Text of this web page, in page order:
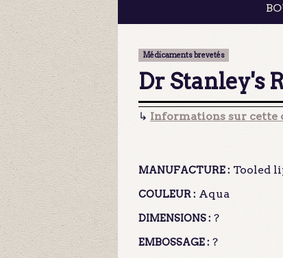
Médicaments brevetés
Dr Stanley's
↳ Informations sur cette
MANUFACTURE : Tooled
COULEUR : Aqua
DIMENSIONS : ?
EMBOSSAGE : ?